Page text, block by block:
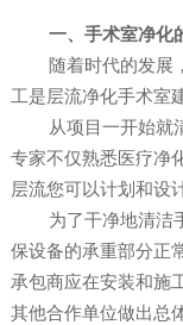
一、手术室净化
随着时代的发展
工是层流净化手术室
从项目一开始就
专家不仅熟悉医疗净
层流您可以计划和设
为了干净地清洁
保设备的承重部分正
承包商应在安装和施
其他合作单位做出总